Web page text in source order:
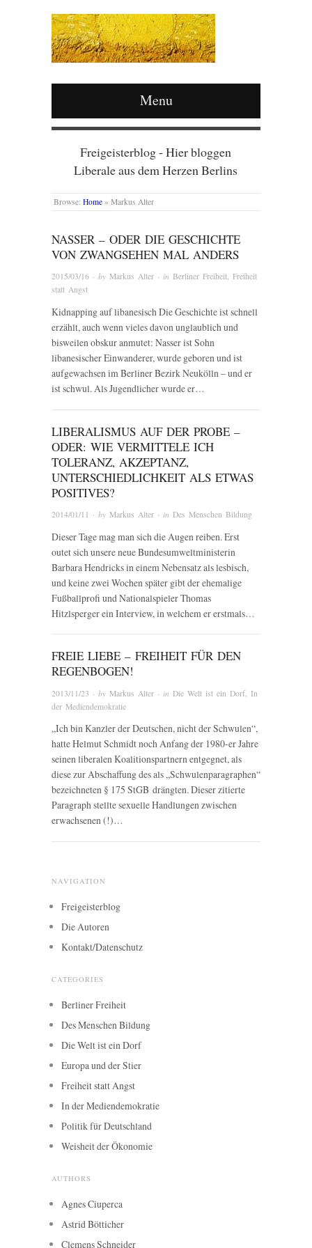
Menu
Freigeisterblog - Hier bloggen
Liberale aus dem Herzen Berlins
Browse: Home » Markus Alter
NASSER – ODER DIE GESCHICHTE
VON ZWANGSEHEN MAL ANDERS
2015/03/16 · by Markus Alter · in Berliner Freiheit, Freiheit
statt Angst
Kidnapping auf libanesisch Die Geschichte ist schnell
erzählt, auch wenn vieles davon unglaublich und
bisweilen obskur anmutet: Nasser ist Sohn
libanesischer Einwanderer, wurde geboren und ist
aufgewachsen im Berliner Bezirk Neukölln – und er
ist schwul. Als Jugendlicher wurde er…
LIBERALISMUS AUF DER PROBE –
ODER: WIE VERMITTELE ICH
TOLERANZ, AKZEPTANZ,
UNTERSCHIEDLICHKEIT ALS ETWAS
POSITIVES?
2014/01/11 · by Markus Alter · in Des Menschen Bildung
Dieser Tage mag man sich die Augen reiben. Erst
outet sich unsere neue Bundesumweltministerin
Barbara Hendricks in einem Nebensatz als lesbisch,
und keine zwei Wochen später gibt der ehemalige
Fußballprofi und Nationalspieler Thomas
Hitzlsperger ein Interview, in welchem er erstmals…
FREIE LIEBE – FREIHEIT FÜR DEN
REGENBOGEN!
2013/11/23 · by Markus Alter · in Die Welt ist ein Dorf In
der Mediendemokratie
„Ich bin Kanzler der Deutschen, nicht der Schwulen“,
hatte Helmut Schmidt noch Anfang der 1980-er Jahre
seinen liberalen Koalitionspartnern entgegnet, als
diese zur Abschaffung des als „Schwulenparagraphen“
bezeichneten § 175 StGB drängten. Dieser zitierte
Paragraph stellte sexuelle Handlungen zwischen
erwachsenen (!)…
NAVIGATION
Freigeisterblog
Die Autoren
Kontakt/Datenschutz
CATEGORIES
Berliner Freiheit
Des Menschen Bildung
Die Welt ist ein Dorf
Europa und der Stier
Freiheit statt Angst
In der Mediendemokratie
Politik für Deutschland
Weisheit der Ökonomie
AUTHORS
Agnes Ciuperca
Astrid Bötticher
Clemens Schneider